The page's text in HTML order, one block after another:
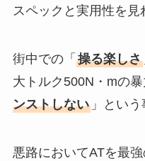
スペックと実用性を見
街中での「 操る楽しさ
大トルク500N・mの
ンストしない」という
悪路においてATを最